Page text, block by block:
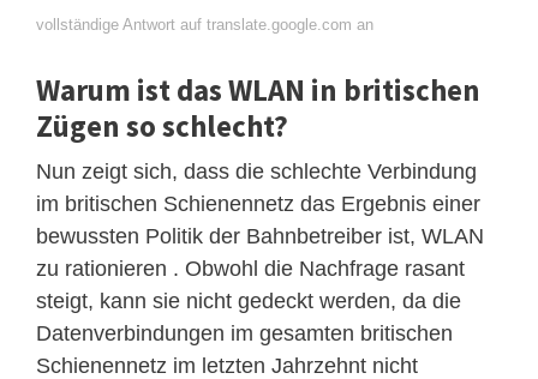
vollständige Antwort auf translate.google.com an
Warum ist das WLAN in britischen
Zügen so schlecht?
Nun zeigt sich, dass die schlechte Verbindung
im britischen Schienennetz das Ergebnis einer
bewussten Politik der Bahnbetreiber ist, WLAN
zu rationieren . Obwohl die Nachfrage rasant
steigt, kann sie nicht gedeckt werden, da die
Datenverbindungen im gesamten britischen
Schienennetz im letzten Jahrzehnt nicht